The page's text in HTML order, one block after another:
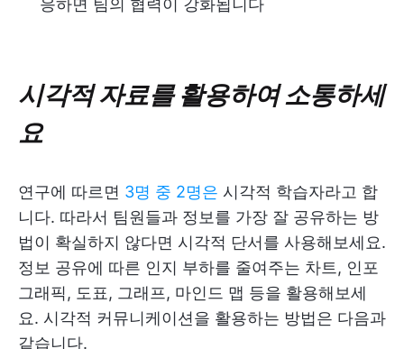
응하면 팀의 협력이 강화됩니다
시각적 자료를 활용하여 소통하세
요
연구에 따르면 3명 중 2명은 시각적 학습자라고 합
니다. 따라서 팀원들과 정보를 가장 잘 공유하는 방
법이 확실하지 않다면 시각적 단서를 사용해보세요.
정보 공유에 따른 인지 부하를 줄여주는 차트, 인포
그래픽, 도표, 그래프, 마인드 맵 등을 활용해보세
요. 시각적 커뮤니케이션을 활용하는 방법은 다음과
같습니다.